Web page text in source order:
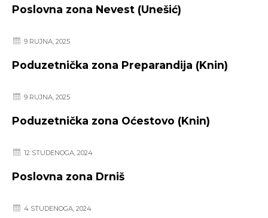
Poslovna zona Nevest (Unešić)
9 RUJNA, 2025
Poduzetnička zona Preparandija (Knin)
9 RUJNA, 2025
Poduzetnička zona Oćestovo (Knin)
12 STUDENOGA, 2024
Poslovna zona Drniš
4 STUDENOGA, 2024